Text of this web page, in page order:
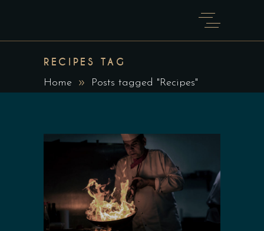
RECIPES TAG
Home Posts tagged "Recipes"